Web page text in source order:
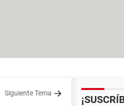
Siguiente Tema